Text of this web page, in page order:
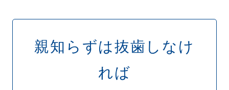
親知らずは抜歯しなけ
れば